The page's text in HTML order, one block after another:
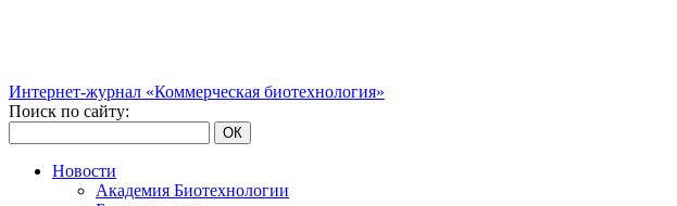
Интернет-журнал «Коммерческая биотехнология»
Поиск по сайту:
ОК
Новости
Академия Биотехнологии